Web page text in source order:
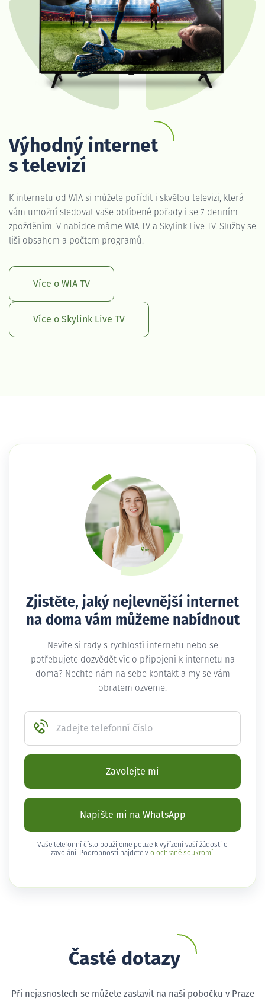
Výhodný internet
s televizí
K internetu od WIA si můžete pořídit i skvělou televizi, která
vám umožní sledovat vaše oblíbené pořady i se 7 denním
zpožděním. V nabídce máme WIA TV a Skylink Live TV. Služby se
liší obsahem a počtem programů.
Více o WIA TV
Více o Skylink Live TV
Zjistěte, jaký nejlevnější internet
na doma vám můžeme nabídnout
Nevíte si rady s rychlostí internetu nebo se
potřebujete dozvědět víc o připojení k internetu na
doma? Nechte nám na sebe kontakt a my se vám
obratem ozveme.
Zadejte telefonní číslo
Zavolejte mi
Napište mi na WhatsApp
Vaše telefonní číslo použijeme pouze k vyřízení vaší žádosti o
zavolání. Podrobnosti najdete v o ochraně soukromí .
Časté dotazy
Při nejasnostech se můžete zastavit na naši pobočku v Praze